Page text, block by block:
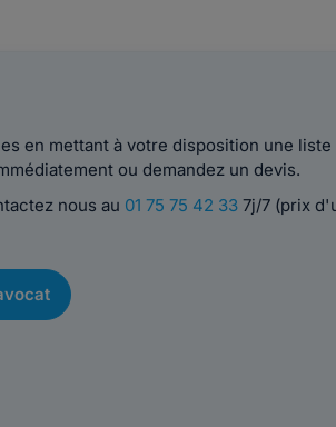
en mettant à votre disposition une liste
ou demandez un devis.
nous au 01 75 75 42 337j/7 (prix